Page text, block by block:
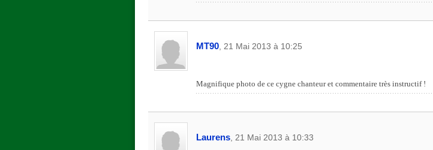
MT90, 21 Mai 2013 à 10:25
Magnifique photo de ce cygne chanteur et commentaire très instructif !
Laurens, 21 Mai 2013 à 10:33